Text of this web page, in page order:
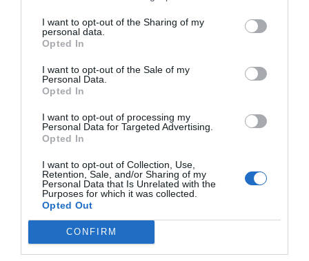
I want to opt-out of the Sharing of my
personal data.
Opted In
I want to opt-out of the Sale of my
Personal Data.
Opted In
I want to opt-out of processing my
Personal Data for Targeted Advertising.
Opted In
I want to opt-out of Collection, Use,
Retention, Sale, and/or Sharing of my
Personal Data that Is Unrelated with the
Purposes for which it was collected.
Opted Out
CONFIRM